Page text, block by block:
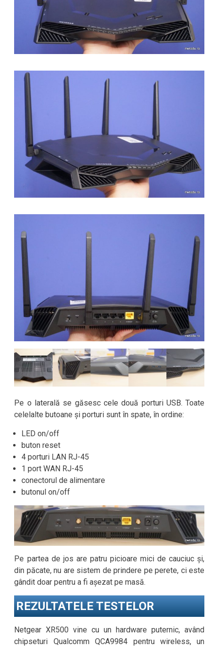
Pe o laterală se găsesc cele două porturi USB. Toate
celelalte butoane și porturi sunt în spate, în ordine:
LED on/off
buton reset
4 porturi LAN RJ-45
1 port WAN RJ-45
conectorul de alimentare
butonul on/off
Pe partea de jos are patru picioare mici de cauciuc și,
din păcate, nu are sistem de prindere pe perete, ci este
gândit doar pentru a fi așezat pe masă.
REZULTATELE TESTELOR
Netgear XR500 vine cu un hardware puternic, având
chipseturi Qualcomm QCA9984 pentru wireless, un